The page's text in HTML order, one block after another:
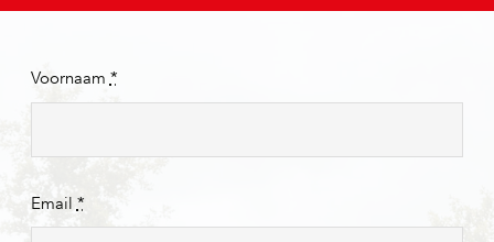
Voornaam *
Email *